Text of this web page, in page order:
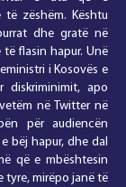
të zëshëm. Kështu
dhe gratë në
flasin hapur. Unë
i Kosovës e
diskriminimit, apo
në Twitter në
për audiencën
bëj hapur, dhe dal
që e mbështesin
tyre, mirëpo janë të